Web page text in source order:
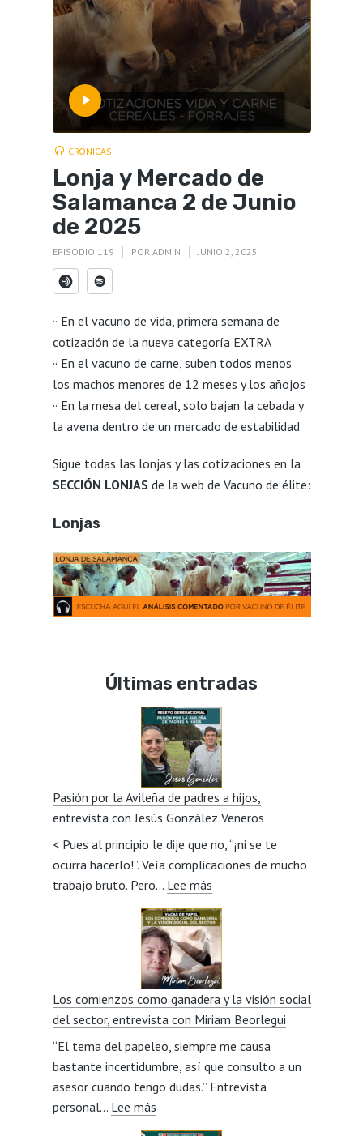
CRÓNICAS
Lonja y Mercado de
Salamanca 2 de Junio
de 2025
EPISODIO 119 POR ADMIN JUNIO 2, 2025
·· En el vacuno de vida, primera semana de
cotización de la nueva categoría EXTRA
·· En el vacuno de carne, suben todos menos
los machos menores de 12 meses y los añojos
·· En la mesa del cereal, solo bajan la cebada y
la avena dentro de un mercado de estabilidad
Sigue todas las lonjas y las cotizaciones en la
SECCIÓN LONJAS de la web de Vacuno de élite:
Lonjas
Últimas entradas
Pasión por la Avileña de padres a hijos,
entrevista con Jesús González Veneros
< Pues al principio le dije que no, “¡ni se te
ocurra hacerlo!”. Veía complicaciones de mucho
trabajo bruto. Pero… Lee más:
Pasión
por
la
Avileña
de
padres
a
hijos,
entrevista
con
González
Los comienzos como ganadera y la visión social
del sector, entrevista con Miriam Beorlegui
“El tema del papeleo, siempre me causa
bastante incertidumbre, así que consulto a un
asesor cuando tengo dudas.” Entrevista
personal… Lee más:
Los